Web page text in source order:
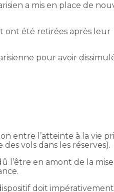
a mis en place de
ont été retirées après leur
pour avoir
entre l’atteinte à la vie
vols dans les réserves).
l’être en amont de la
doit